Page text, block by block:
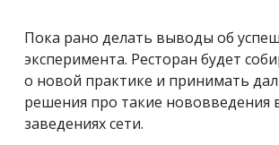
Пока рано делать выводы об
эксперимента. Ресторан будет
о новой практике и принимать
решения про такие нововведения
заведениях сети.